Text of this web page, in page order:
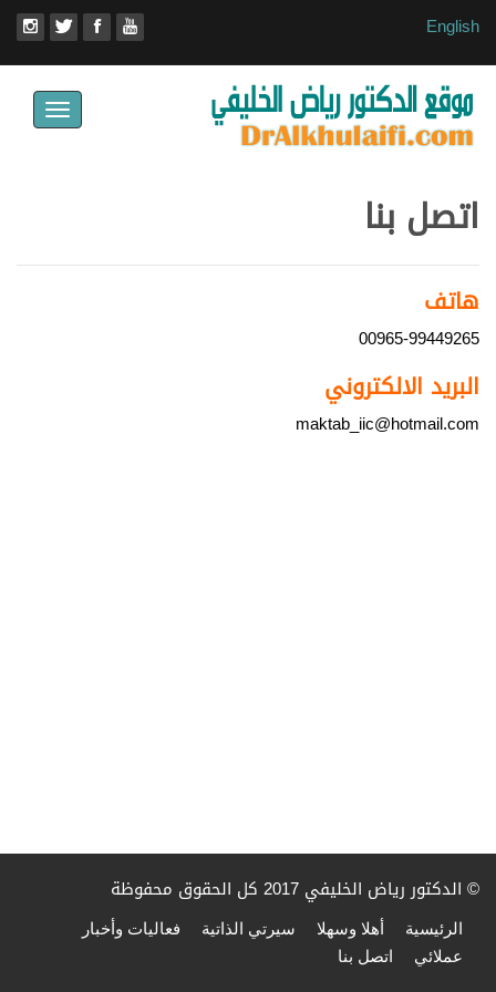
English
Toggle
اتصل بنا
هاتف
00965-99449265
البريد الالكتروني
maktab_iic@hotmail.com
© الدكتور رياض الخليفي 2017 كل الحقوق محفوظة
الرئيسية أهلا وسهلا سيرتي الذاتية
فعاليات وأخبار
عملائي
اتصل بنا